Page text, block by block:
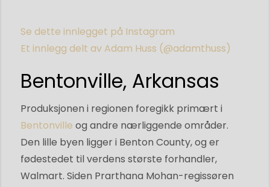
Se dette innlegget på Instagram
Et innlegg delt av Adam Huss (@adamthuss)
Bentonville, Arkansas
Produksjonen i regionen foregikk primært i
Bentonville og andre nærliggende områder.
Den lille byen ligger i Benton County, og er
fødestedet til verdens største forhandler,
Walmart. Siden Prarthana Mohan-regissøren